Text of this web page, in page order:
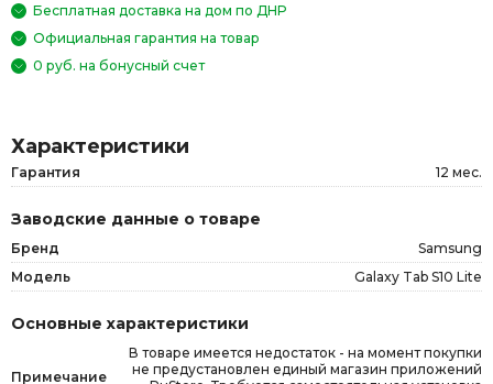
Бесплатная доставка на дом по ДНР
Официальная гарантия на товар
0 руб. на бонусный счет
Характеристики
Гарантия 12 мес.
Заводские данные о товаре
Бренд
Samsung
Модель
Galaxy Tab S10 Lite
Основные характеристики
Примечание
В товаре имеется недостаток - на момент покупки
не предустановлен единый магазин приложений